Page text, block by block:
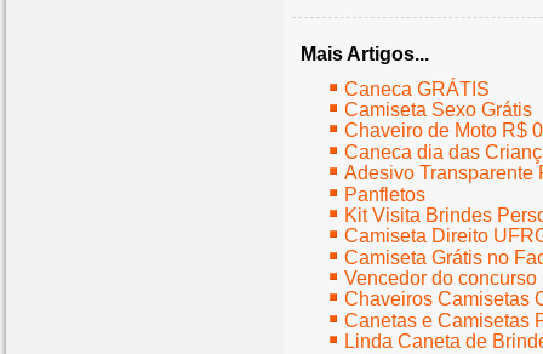
Mais Artigos...
Caneca GRÁTIS
Camiseta Sexo Grátis
Chaveiro de Moto R$
Caneca dia das
Adesivo Transparente
Panfletos
Kit Visita Brindes
Camiseta Direito
Camiseta Grátis no
Vencedor do
Chaveiros Camisetas
Canetas e Camisetas
Linda Caneta de